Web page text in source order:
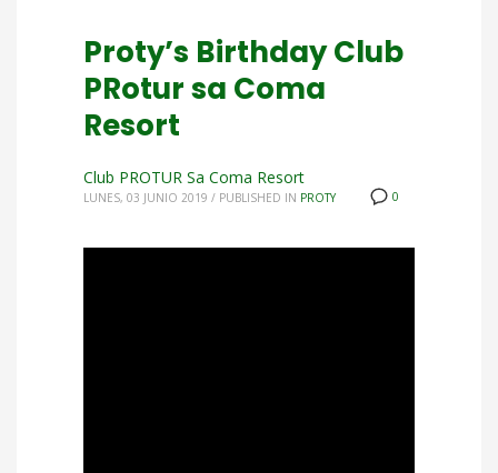
Proty’s Birthday Club
PRotur sa Coma
Resort
0
Club PROTUR Sa Coma Resort
LUNES, 03 JUNIO 2019 / PUBLISHED IN PROTY